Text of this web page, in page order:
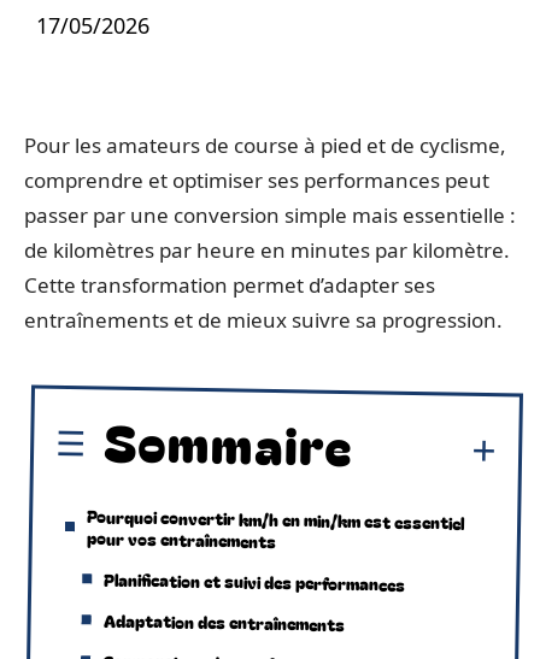
17/05/2026
Pour les amateurs de course à pied et de cyclisme,
comprendre et optimiser ses performances peut
passer par une conversion simple mais essentielle :
de kilomètres par heure en minutes par kilomètre.
Cette transformation permet d’adapter ses
entraînements et de mieux suivre sa progression.
Sommaire
Pourquoi convertir km/h en min/km est essentiel
pour vos entraînements
Planification et suivi des performances
Adaptation des entraînements